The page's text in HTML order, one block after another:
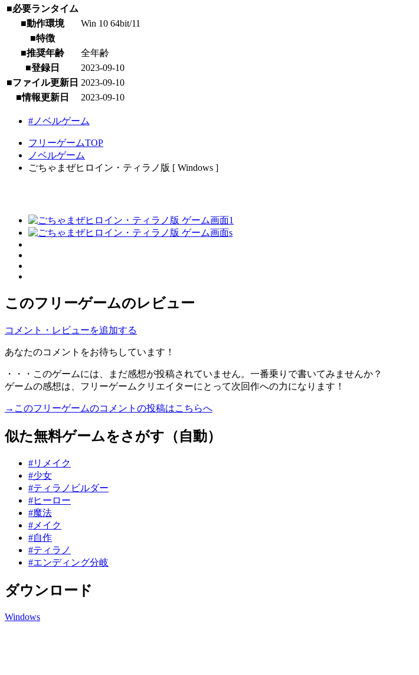
■必要ランタイム
■動作環境
Win 10 64bit/11
■特徴
■推奨年齢
全年齢
■登録日
2023-09-10
■ファイル更新日 2023-09-10
■情報更新日
2023-09-10
#ノベルゲーム
フリーゲームTOP
ノベルゲーム
ごちゃまぜヒロイン・ティラノ版 [ Windows ]
このフリーゲームのレビュー
コメント・レビューを追加する
あなたのコメントをお待ちしています！
・・・このゲームには、まだ感想が投稿されていません。一番乗りで書いてみませんか？
ゲームの感想は、フリーゲームクリエイターにとって次回作への力になります！
→このフリーゲームのコメントの投稿はこちらへ
似た無料ゲームをさがす（自動）
#リメイク
#少女
#ティラノビルダー
#ヒーロー
#魔法
#メイク
#自作
#ティラノ
#エンディング分岐
ダウンロード
Windows